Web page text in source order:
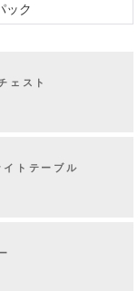
ック
ェスト
トテーブル